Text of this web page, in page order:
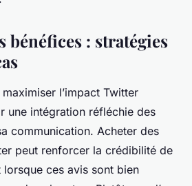
bénéfices : stratégies
l’impact Twitter
une intégration réfléchie des
communication. Acheter des
peut renforcer la crédibilité de
ces avis sont bien